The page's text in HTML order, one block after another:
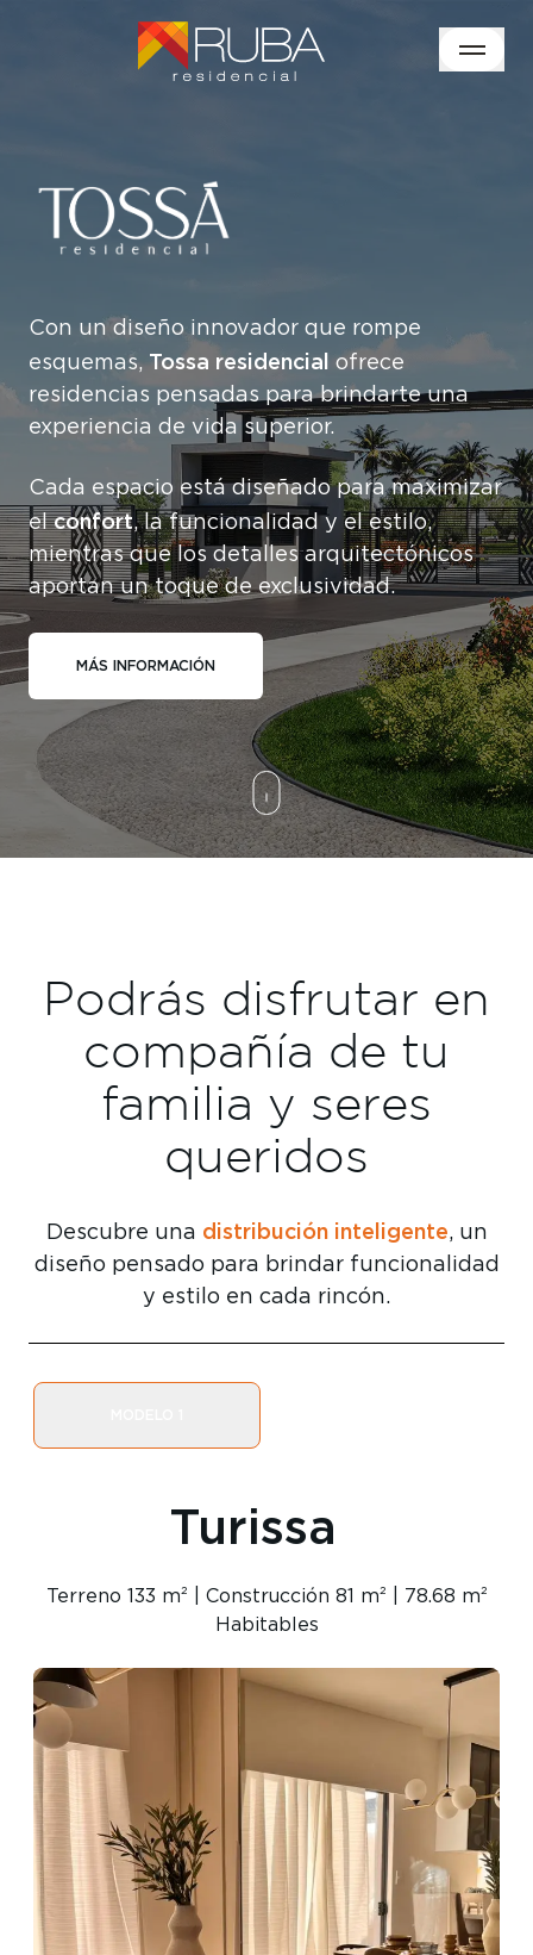
Con un diseño innovador que rompe
esquemas,Tossa residencial
ofrece
residencias pensadas para brindarte una
experiencia de vida superior.
Cada espacio está diseñado para maximizar
elconfort, la funcionalidad y el estilo,
mientras que los detalles arquitectónicos
aportan un toque de exclusividad.
MÁS INFORMACIÓN
Podrás disfrutar en
compañía de tu
familia y seres
queridos
Descubre una distribución inteligente, un
diseño pensado para brindar funcionalidad
y estilo en cada rincón.
Turissa
Terreno 133 m² | Construcción 81 m² | 78.68 m²
Habitables